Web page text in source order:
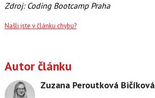
Zdroj: Coding Bootcamp Praha
Našli jste v článku chybu?
Autor článku
Zuzana Peroutková Bičíková